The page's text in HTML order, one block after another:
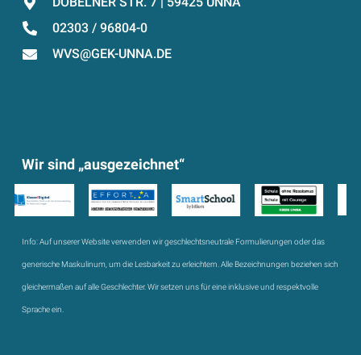
02303 / 96804-0
WVS@GEK-UNNA.DE
Wir sind „ausgezeichnet“
Info:Auf unserer Website verwenden wir geschlechtsneutrale Formulierungen oder das
generische Maskulinum, um die Lesbarkeit zu erleichtern. Alle Bezeichnungen beziehen sich
gleichermaßen auf alle Geschlechter. Wir setzen uns für eine inklusive und respektvolle
Sprache ein.